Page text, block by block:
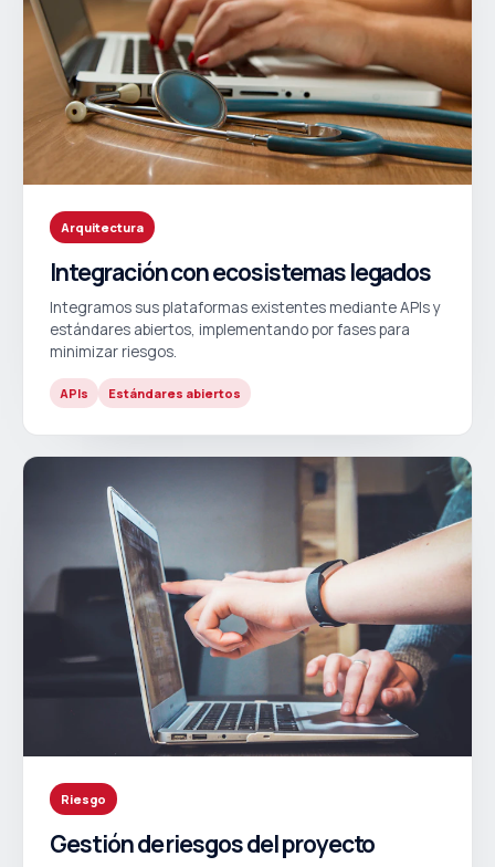
Arquitectura
Integración con ecosistemas legados
Integramos sus plataformas existentes mediante APIs y
estándares abiertos, implementando por fases para
minimizar riesgos.
APIs Estándares abiertos
Riesgo
Gestión de riesgos del proyecto